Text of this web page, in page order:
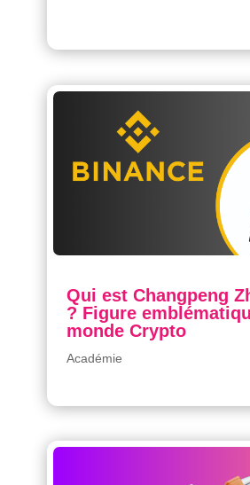
Qui est Changpeng
? Figure
monde Crypto
Académie